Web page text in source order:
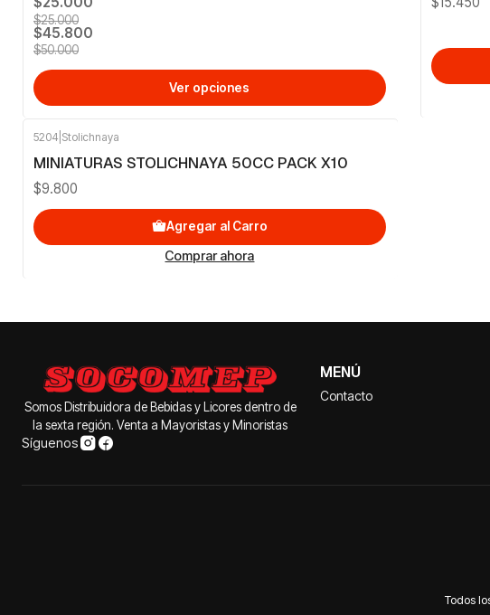
$25.000
$45.800
$50.000
Ver opciones
5204 Stolichnaya
MINIATURAS STOLICHNAYA 50CC PACK X10
$9.800
Agregar al Carro
Comprar ahora
Somos Distribuidora de Bebidas y Licores dentro de
la sexta región. Venta a Mayoristas y Minoristas
Síguenos
MENÚ
Contacto
Todos